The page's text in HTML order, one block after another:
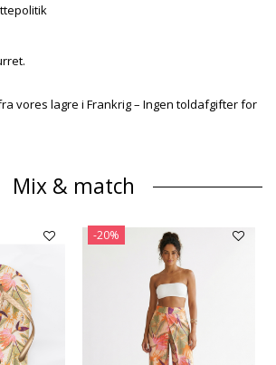
vores lagre i Frankrig – Ingen toldafgifter for
Mix & match
-20%